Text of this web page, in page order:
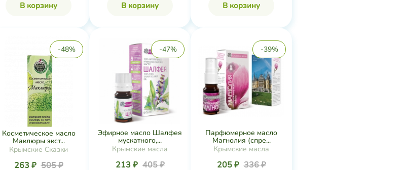
В корзину В корзину В корзину
-48%
Косметическое масло
Маклюры экст...
Крымские Сказки
263 ₽ 505 ₽
-47%
Эфирное масло Шалфея
мускатного,...
Крымские масла
213 ₽ 405 ₽
-39%
Парфюмерное масло
Магнолия (спре...
Крымские масла
205 ₽ 336 ₽